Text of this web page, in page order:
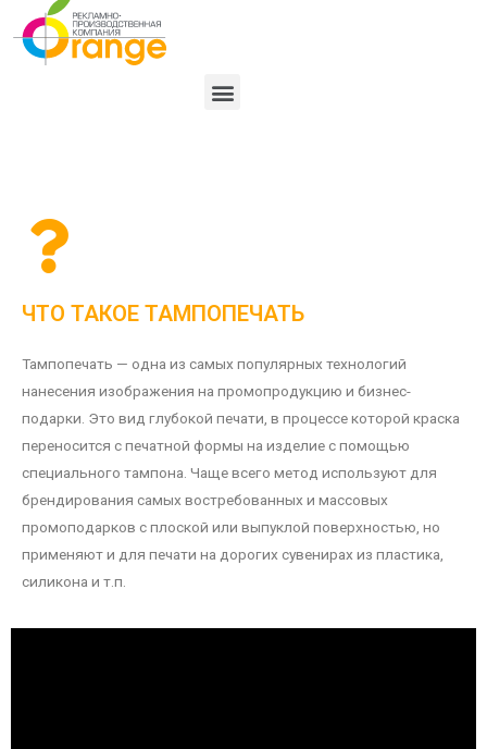
ЧТО ТАКОЕ ТАМПОПЕЧАТЬ
Тампопечать — одна из самых популярных технологий
нанесения изображения на промопродукцию и бизнес-
подарки. Это вид глубокой печати, в процессе которой краска
переносится с печатной формы на изделие с помощью
специального тампона. Чаще всего метод используют для
брендирования самых востребованных и массовых
промоподарков с плоской или выпуклой поверхностью, но
применяют и для печати на дорогих сувенирах из пластика,
силикона и т.п.